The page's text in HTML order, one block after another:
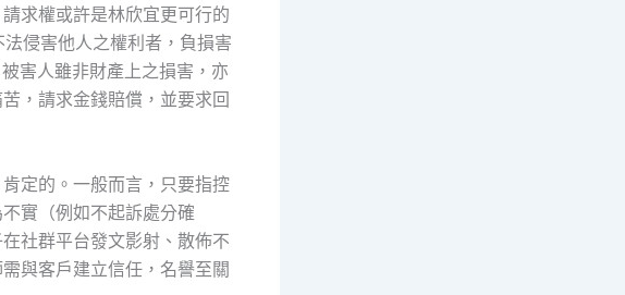
求權或許是林欣宜更可行的
侵害他人之權利者，負損害
害人雖非財產上之損害，亦
，請求金錢賠償，並要求回
定的。一般而言，只要指控
實（例如不起訴處分確
社群平台發文影射、散佈不
與客戶建立信任，名譽至關